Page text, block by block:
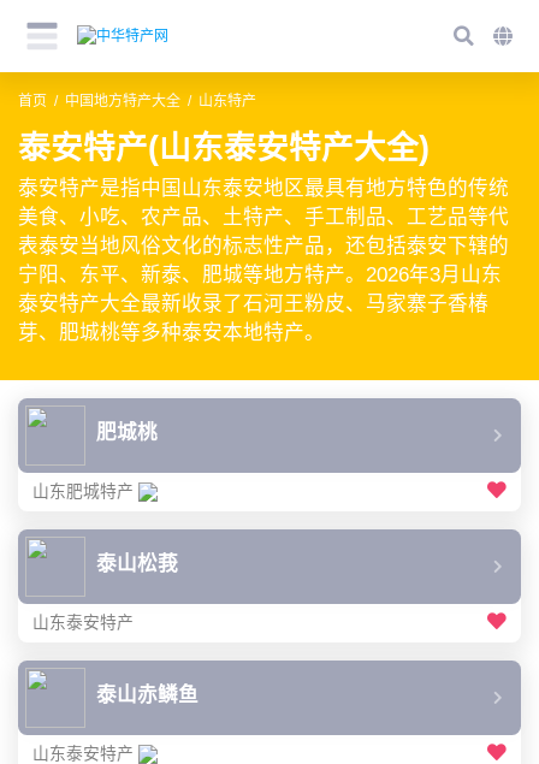
首页 中国地方特产大全 山东特产
泰安特产(山东泰安特产大全)
泰安特产是指中国山东泰安地区最具有地方特色的传统
美食、小吃、农产品、土特产、手工制品、工艺品等代
表泰安当地风俗文化的标志性产品，还包括泰安下辖的
宁阳、东平、新泰、肥城等地方特产。2026年3月山东
泰安特产大全最新收录了石河王粉皮、马家寨子香椿
芽、肥城桃等多种泰安本地特产。
肥城桃
山东肥城特产
泰山松莪
山东泰安特产
泰山赤鳞鱼
山东泰安特产